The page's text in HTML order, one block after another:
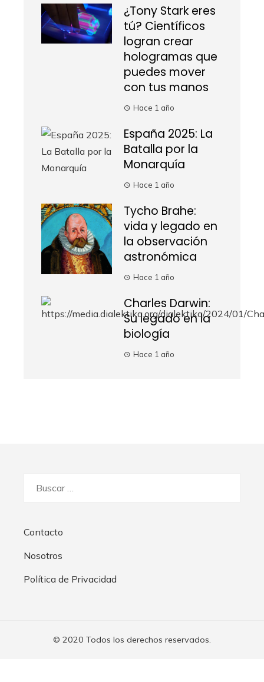
¿Tony Stark eres
tú? Científicos
logran crear
hologramas que
puedes mover
con tus manos
Hace 1 año
España 2025: La
Batalla por la
Monarquía
Hace 1 año
Tycho Brahe:
vida y legado en
la observación
astronómica
Hace 1 año
Charles Darwin:
Su legado en la
biología
Hace 1 año
Contacto
Nosotros
Política de Privacidad
© 2020 Todos los derechos reservados.